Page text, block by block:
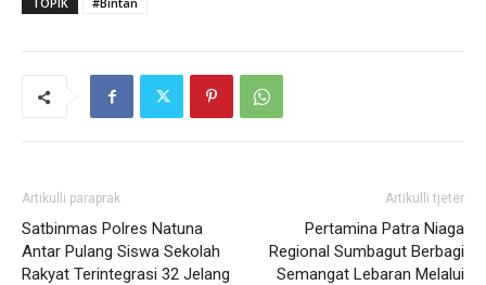
Artikulli paraprak
Satbinmas Polres Natuna
Antar Pulang Siswa Sekolah
Rakyat Terintegrasi 32 Jelang
Artikulli tjetër
Pertamina Patra Niaga
Regional Sumbagut Berbagi
Semangat Lebaran Melalui